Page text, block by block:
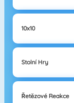
10x10
Stolní Hry
Řetězové Reakce